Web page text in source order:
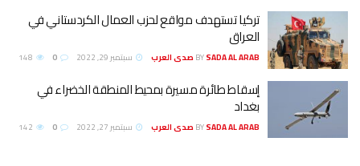
تركيا تستهدف مواقع لحزب العمال الكردستاني في
العراق
BYSADA AL ARAB صدى العرب سبتمبر 29, 2022
إسقاط طائرة مسيرة بمحيط المنطقة الخضراء في
بغداد
BYSADA AL ARAB صدى العرب سبتمبر 27, 2022